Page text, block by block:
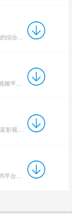
咪咕视频app是中国移动旗下高品质综合视频平台，汇聚海量正版影视、综艺、动漫、纪录片等内容，覆盖央视与卫...
咪咕视频作为专业综合视频平台，聚合丰富影视综艺资源与海量体育赛事直播版权，支持上千路直播频道实时观看。...